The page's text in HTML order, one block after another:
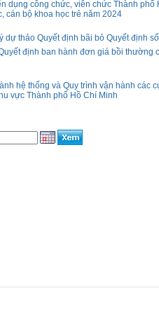
dụng công chức, viên chức Thành
cán bộ khoa học trẻ năm 2024
dự thảo Quyết định bãi bỏ Quyết định
định ban hành đơn giá bồi thường
hệ thống và Quy trình vận hành các
vực Thành phố Hồ Chí Minh